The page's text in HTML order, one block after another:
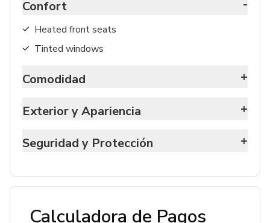
Confort -
Heated front seats
Tinted windows
Comodidad +
Exterior y Apariencia +
Seguridad y Protección +
Calculadora de Pagos